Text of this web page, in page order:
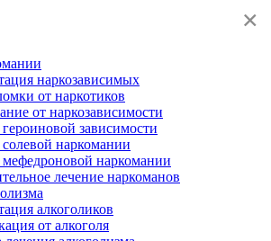
наркозависимых
от наркотиков
от наркозависимости
зависимости
наркомании
наркомании
лечение наркоманов
алкоголиков
от алкоголя
×